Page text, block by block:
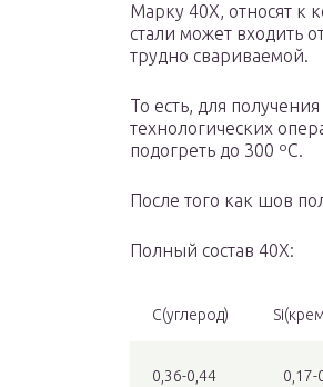
Марку 40Х, относят к
стали может входить
трудно свариваемой.
То есть, для
технологических
подогреть до 300 ºC.
После того как шов
Полный состав 40Х:
С(углерод)
0,36-0,44 0,17-